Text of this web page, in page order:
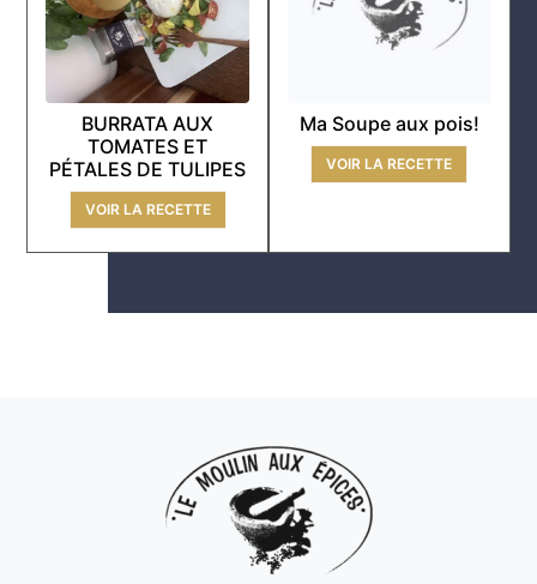
BURRATA AUX
TOMATES ET
PÉTALES DE TULIPES
VOIR LA RECETTE
Ma Soupe aux pois!
VOIR LA RECETTE